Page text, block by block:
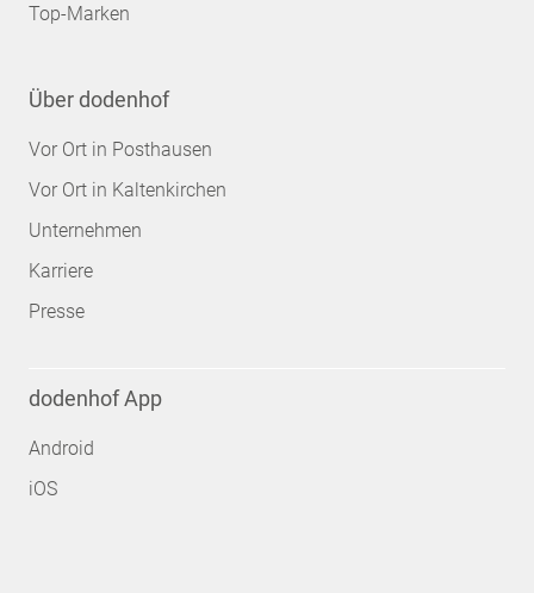
Top-Marken
Über dodenhof
Vor Ort in Posthausen
Vor Ort in Kaltenkirchen
Unternehmen
Karriere
Presse
dodenhof App
Android
iOS